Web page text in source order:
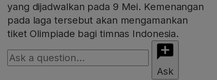
yang dijadwalkan pada 9 Mei. Kemenangan
pada laga tersebut akan mengamankan
tiket Olimpiade bagi timnas Indonesia.
Ask